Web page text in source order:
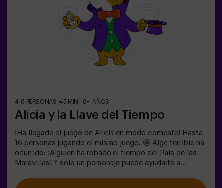
4-8 PERSONAS 45 MIN. 6+ AÑOS
Alicia y la Llave del Tiempo
¡Ha llegado el juego de Alicia en modo combate! Hasta
16 personas jugando el mismo juego. 🤩 Algo terrible ha
ocurrido: ¡Alguien ha robado el tiempo del País de las
Maravillas! Y sólo un personaje puede ayudarte a
tendrás que resolver los enigmas y sumergirte en el